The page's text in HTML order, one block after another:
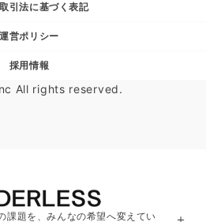
引法に基づく表記
運営ポリシー
採用情報
All rights reserved.
課題を、みんなの希望へ変えてい